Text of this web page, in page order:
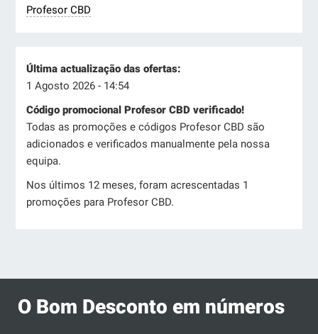
Profesor CBD
Última actualização das ofertas:
1 Agosto 2026 - 14:54
Código promocional Profesor CBD verificado!
Todas as promoções e códigos Profesor CBD são
adicionados e verificados manualmente pela nossa
equipa.
Nos últimos 12 meses, foram acrescentadas 1
promoções para Profesor CBD.
O Bom Desconto em números